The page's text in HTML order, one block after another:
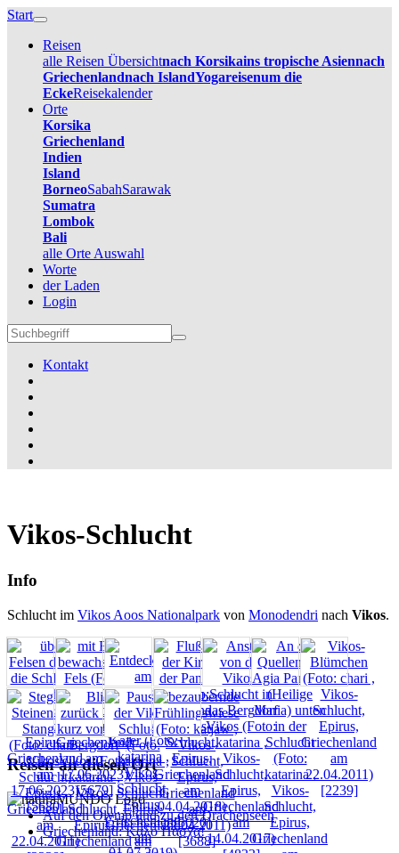
Start
Reisen
alle Reisen Übersichtnach Korsikains tropische Asiennach
Griechenlandnach IslandYogareisenum die
EckeReisekalender
Orte
Korsika
Griechenland
Indien
Island
BorneoSabahSarawak
Sumatra
Lombok
Bali
alle Orte Auswahl
Worte
der Laden
Login
Kontakt
Vikos-Schlucht
Info
Schlucht im Vikos Aoos Nationalpark von Monodendri nach Vikos.
Reisen an diesen Ort
Auf den Olymp und zu den Drachenseen
Griechenland: Kαλó Πασχα!